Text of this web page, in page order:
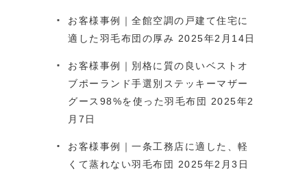
お客様事例｜全館空調の戸建て住宅に
適した羽毛布団の厚み 2025年2月14日
お客様事例｜別格に質の良いベストオ
ブポーランド手選別ステッキーマザー
グース98%を使った羽毛布団
2025年2
月7日
お客様事例｜一条工務店に適した、軽
くて蒸れない羽毛布団
2025年2月3日